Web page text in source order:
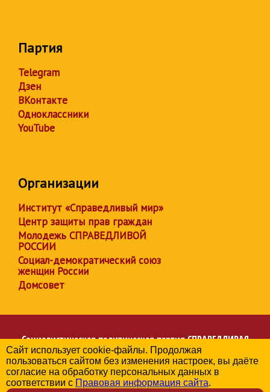
Партия
Telegram
Дзен
ВКонтакте
Одноклассники
YouTube
Организации
Институт «Справедливый мир»
Центр защиты прав граждан
Молодежь СПРАВЕДЛИВОЙ
РОССИИ
Социал-демократический союз
женщин России
Домсовет
Социалистическая политическая партияСПРАВЕДЛИВАЯ
РОССИЯ
Региональное отделение партии в Хабаровском крае
© 2006-2026
Сайт использует cookie-файлы. Продолжая
пользоваться сайтом без изменения настроек, вы даёте
согласие на обработку персональных данных в
соответствии с Правовая информация сайта.